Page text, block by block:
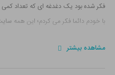
فکر شده بود یک دغدغه ای که تعداد
با خودم دائما فکر می کردم؛ این همه
کنی.
مشاهده بیشتر